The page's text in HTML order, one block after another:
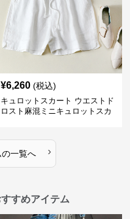
¥6,260 (税込)
キュロットスカート ウエストド
ロスト麻混ミニキュロットスカ
一覧へ ›
すめアイテム